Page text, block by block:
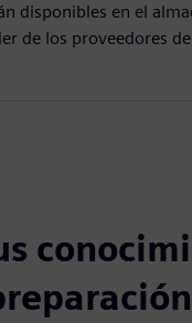
disponibles en el
de los proveedores de